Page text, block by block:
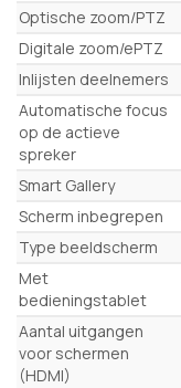
Optische zoom/PTZ
Digitale zoom/ePTZ
Inlijsten deelnemers
Automatische focus
op de actieve
spreker
Smart Gallery
Scherm inbegrepen
Type beeldscherm
Met
bedieningstablet
Aantal uitgangen
voor schermen
(HDMI)